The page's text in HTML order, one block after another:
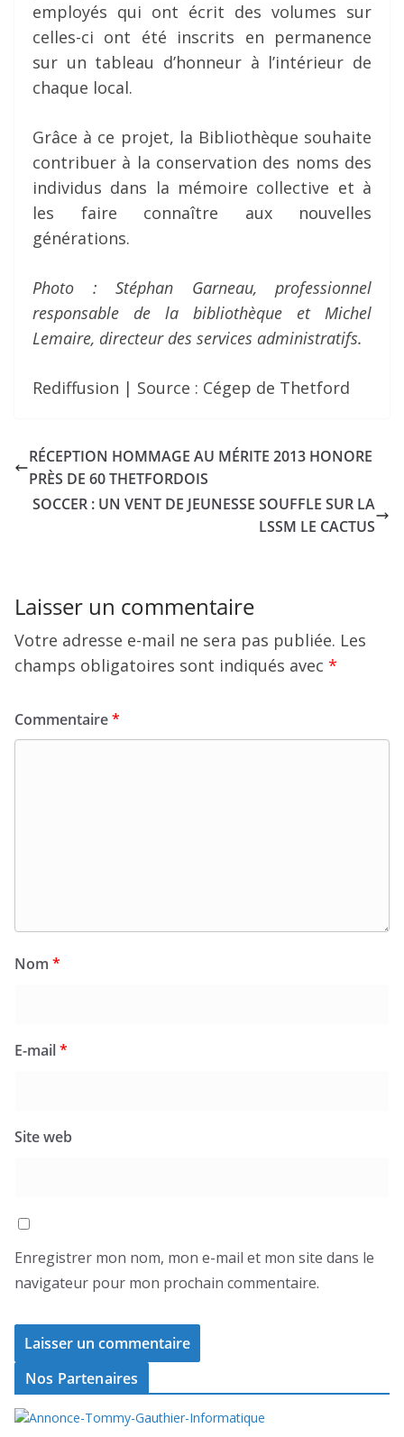
employés qui ont écrit des volumes sur
celles-ci ont été inscrits en permanence
sur un tableau d’honneur à l’intérieur de
chaque local.
Grâce à ce projet, la Bibliothèque souhaite
contribuer à la conservation des noms des
individus dans la mémoire collective et à
les faire connaître aux nouvelles
générations.
Photo : Stéphan Garneau, professionnel
responsable de la bibliothèque et Michel
Lemaire, directeur des services administratifs.
Rediffusion | Source : Cégep de Thetford
RÉCEPTION HOMMAGE AU MÉRITE 2013 HONORE
PRÈS DE 60 THETFORDOIS
SOCCER : UN VENT DE JEUNESSE SOUFFLE SUR LA
LSSM LE CACTUS
Laisser un commentaire
Votre adresse e-mail ne sera pas publiée. Les
champs obligatoires sont indiqués avec *
Commentaire*
Nom *
E-mail*
Site web
Enregistrer mon nom, mon e-mail et mon site dans le
navigateur pour mon prochain commentaire.
Nos Partenaires